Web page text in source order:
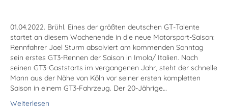
01.04.2022. Brühl. Eines der größten deutschen GT-Talente
startet an diesem Wochenende in die neue Motorsport-Saison:
Rennfahrer Joel Sturm absolviert am kommenden Sonntag
sein erstes GT3-Rennen der Saison in Imola/ Italien. Nach
seinen GT3-Gaststarts im vergangenen Jahr, steht der schnelle
Mann aus der Nähe von Köln vor seiner ersten kompletten
Saison in einem GT3-Fahrzeug. Der 20-Jährige…
Weiterlesen